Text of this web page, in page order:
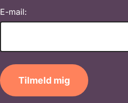
E-mail:
Tilmeld mig